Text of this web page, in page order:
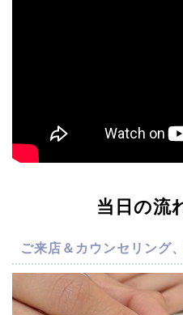
当日の流
ご来店＆カウンセリング